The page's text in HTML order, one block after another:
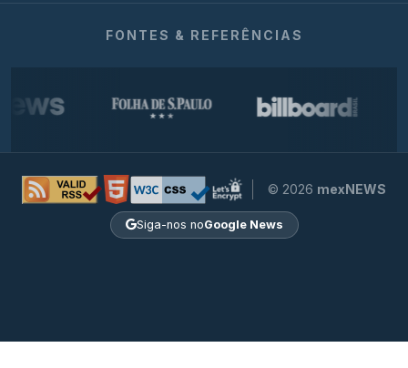
FONTES & REFERÊNCIAS
© 2026 mexNEWS
Siga-nos noGoogle News